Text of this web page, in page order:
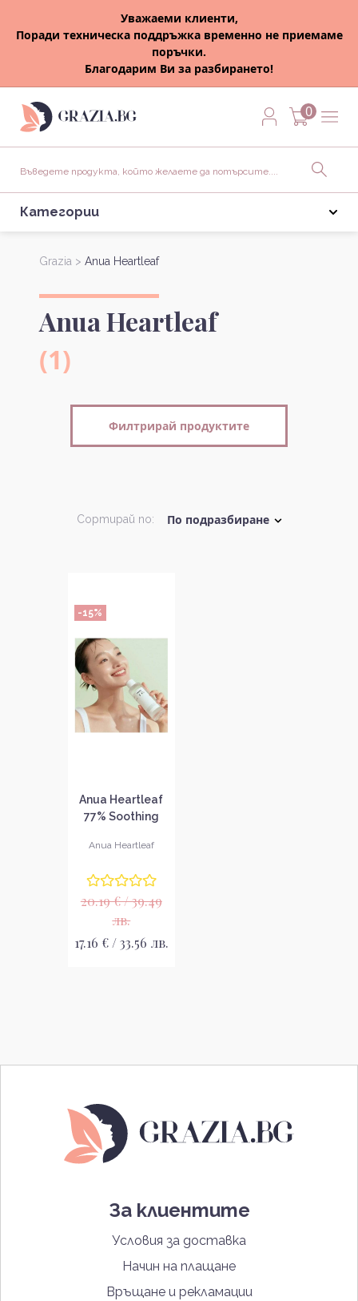
Уважаеми клиенти,
Поради техническа поддръжка временно не приемаме
поръчки.
Благодарим Ви за разбирането!
0
Категории
Grazia > Anua Heartleaf
Anua Heartleaf
(1)
Филтрирай продуктите
Сортирай по:
-15%
Anua Heartleaf
77% Soothing
лице
Anua Heartleaf
20.19 € / 39.49
лв.
17.16 € / 33.56 лв.
За клиентите
Условия за доставка
Начин на плащане
Връщане и рекламации